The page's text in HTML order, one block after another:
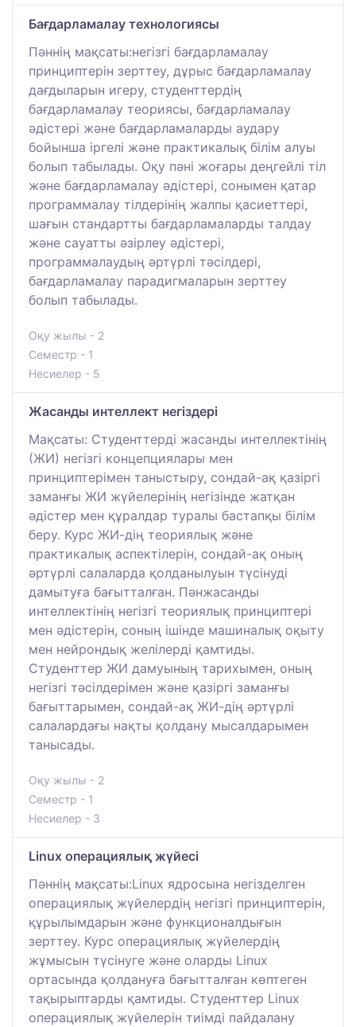
Бағдарламалау технологиясы
Пәннің мақсаты:негізгі бағдарламалау
принциптерін зерттеу, дұрыс бағдарламалау
дағдыларын игеру, студенттердің
бағдарламалау теориясы, бағдарламалау
әдістері және бағдарламаларды аудару
бойынша іргелі және практикалық білім алуы
болып табылады. Оқу пәні жоғары деңгейлі тіл
және бағдарламалау әдістері, сонымен қатар
программалау тілдерінің жалпы қасиеттері,
шағын стандартты бағдарламаларды талдау
және сауатты әзірлеу әдістері,
программалаудың әртүрлі тәсілдері,
бағдарламалау парадигмаларын зерттеу
болып табылады.
Оқу жылы - 2
Семестр - 1
Несиелер - 5
Жасанды интеллект негіздері
Мақсаты: Студенттерді жасанды интеллектінің
(ЖИ) негізгі концепциялары мен
принциптерімен таныстыру, сондай-ақ қазіргі
заманғы ЖИ жүйелерінің негізінде жатқан
әдістер мен құралдар туралы бастапқы білім
беру. Курс ЖИ-дің теориялық және
практикалық аспектілерін, сондай-ақ оның
әртүрлі салаларда қолданылуын түсінуді
дамытуға бағытталған. Пәнжасанды
интеллектінің негізгі теориялық принциптері
мен әдістерін, соның ішінде машиналық оқыту
мен нейрондық желілерді қамтиды.
Студенттер ЖИ дамуының тарихымен, оның
негізгі тәсілдерімен және қазіргі заманғы
бағыттарымен, сондай-ақ ЖИ-дің әртүрлі
салалардағы нақты қолдану мысалдарымен
танысады.
Оқу жылы - 2
Семестр - 1
Несиелер - 3
Linux операциялық жүйесі
Пәннің мақсаты:Linux ядросына негізделген
операциялық жүйелердің негізгі принциптерін,
құрылымдарын және функционалдығын
зерттеу. Курс операциялық жүйелердің
жұмысын түсінуге және оларды Linux
ортасында қолдануға бағытталған көптеген
тақырыптарды қамтиды. Студенттер Linux
операциялық жүйелерін тиімді пайдалану